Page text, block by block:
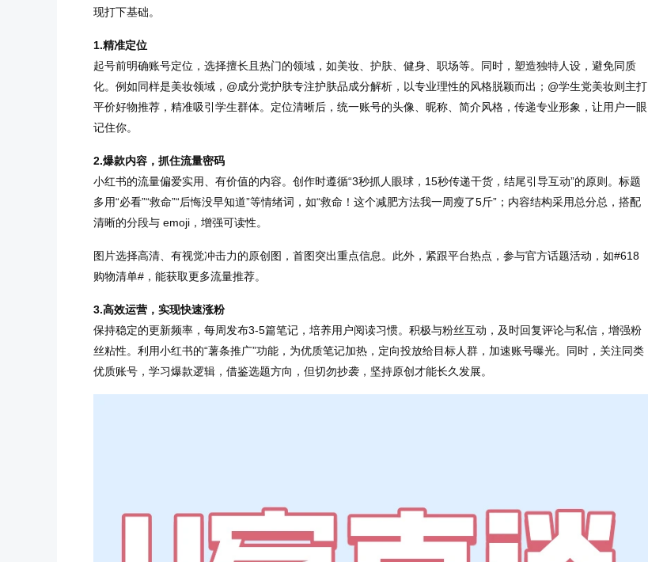
现打下基础。
1.精准定位
起号前明确账号定位，选择擅长且热门的领域，如美妆、护肤、健身、职场等。同时，塑造独特人设，避免同质
化。例如同样是美妆领域，@成分党护肤专注护肤品成分解析，以专业理性的风格脱颖而出；@学生党美妆则主打
平价好物推荐，精准吸引学生群体。定位清晰后，统一账号的头像、昵称、简介风格，传递专业形象，让用户一眼
记住你。
2.爆款内容，抓住流量密码
小红书的流量偏爱实用、有价值的内容。创作时遵循“3秒抓人眼球，15秒传递干货，结尾引导互动”的原则。标题
多用“必看”“救命”“后悔没早知道”等情绪词，如“救命！这个减肥方法我一周瘦了5斤”；内容结构采用总分总，搭配
清晰的分段与 emoji，增强可读性。
图片选择高清、有视觉冲击力的原创图，首图突出重点信息。此外，紧跟平台热点，参与官方话题活动，如#618
购物清单#，能获取更多流量推荐。
3.高效运营，实现快速涨粉
保持稳定的更新频率，每周发布3-5篇笔记，培养用户阅读习惯。积极与粉丝互动，及时回复评论与私信，增强粉
丝粘性。利用小红书的“薯条推广”功能，为优质笔记加热，定向投放给目标人群，加速账号曝光。同时，关注同类
优质账号，学习爆款逻辑，借鉴选题方向，但切勿抄袭，坚持原创才能长久发展。